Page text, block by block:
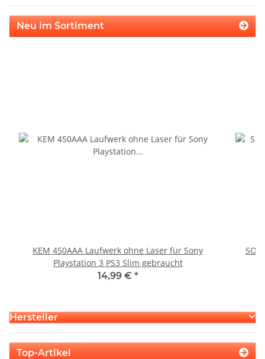
Neu im Sortiment
KEM 450AAA Laufwerk ohne Laser für Sony
Playstation 3 PS3 Slim gebraucht
14,99 € *
Hersteller
Top-Artikel